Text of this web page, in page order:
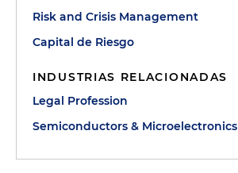
Risk and Crisis Management
Capital de Riesgo
INDUSTRIAS RELACIONADAS
Legal Profession
Semiconductors & Microelectronics